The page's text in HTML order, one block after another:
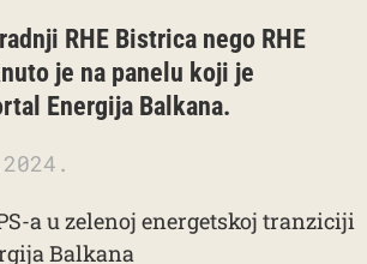
RHE Bistrica nego RHE
je na panelu koji je
Energija Balkana.